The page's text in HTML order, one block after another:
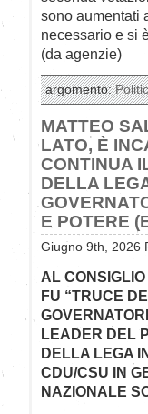
sono aumentati
necessario e si
(da agenzie)
argomento:
MATTEO
LATO, È
CONTINUA
DELLA
E POTERE
Giugno 9th, 2026
AL
FU “TRUCE
LEADER DEL
DELLA LEGA
CDU/CSU IN
NAZIONALE